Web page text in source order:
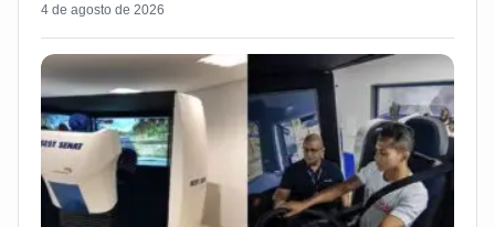
4 de agosto de 2026